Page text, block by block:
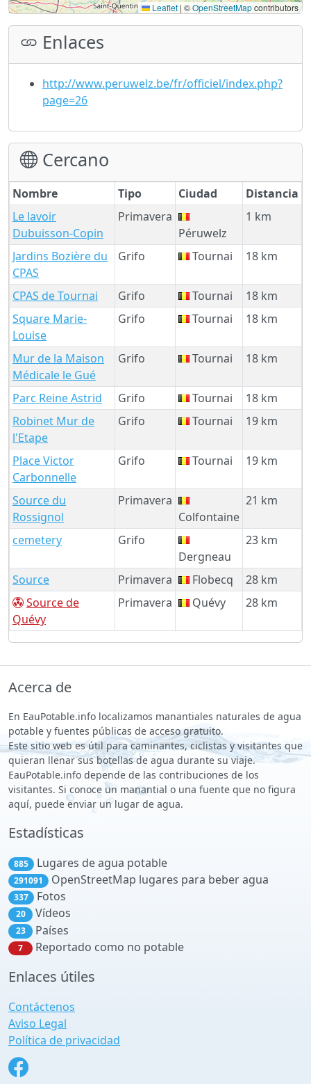
Leaflet | ©OpenStreetMapcontributors
Enlaces
http://www.peruwelz.be/fr/officiel/index.php?
page=26
Cercano
Nombre Tipo Ciudad
Distancia
Le lavoir
Dubuisson-Copin
Primavera
Péruwelz
1 km
Jardins Bozière du
CPAS
Grifo Tournai 18 km
CPAS de Tournai Grifo Tournai
18 km
Square Marie-
Louise
Grifo Tournai 18 km
Mur de la Maison
Médicale le Gué
Grifo Tournai 18 km
Parc Reine Astrid Grifo Tournai
18 km
Robinet Mur de
l'Etape
Grifo Tournai 19 km
Place Victor
Carbonnelle
Grifo Tournai 19 km
Source du
Rossignol
Primavera
Colfontaine
21 km
cemetery
Grifo
Dergneau
23 km
Source Primavera Flobecq
28 km
Source de
Quévy
Primavera Quévy 28 km
Acerca de
En EauPotable.info localizamos manantiales naturales de agua
potable y fuentes públicas de acceso gratuito.
Este sitio web es útil para caminantes, ciclistas y visitantes que
quieran llenar sus botellas de agua durante su viaje.
EauPotable.info depende de las contribuciones de los
visitantes. Si conoce un manantial o una fuente que no figura
aquí, puede enviar un lugar de agua.
Estadísticas
885 Lugares de agua potable
291091 OpenStreetMap lugares para beber agua
337 Fotos
20 Vídeos
23 Países
7 Reportado como no potable
Enlaces útiles
Contáctenos
Aviso Legal
Política de privacidad